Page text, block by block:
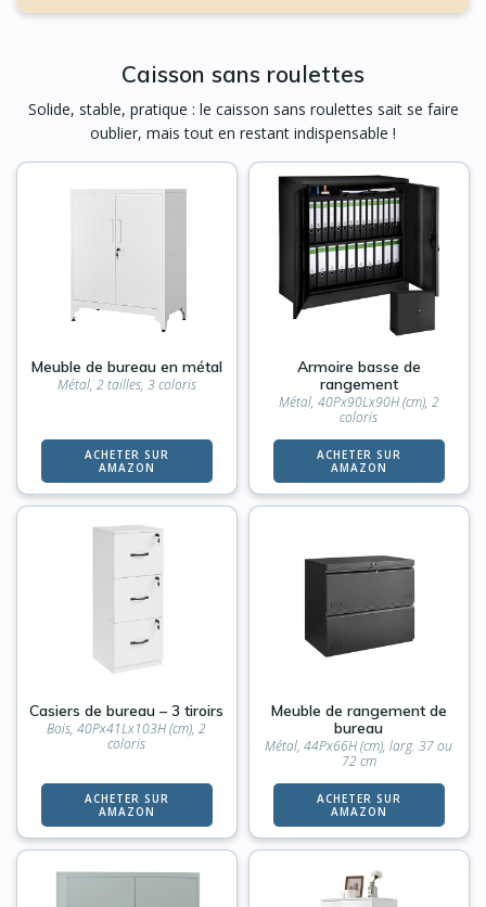
Caisson sans roulettes
Solide, stable, pratique : le caisson sans roulettes sait se faire
oublier, mais tout en restant indispensable !
Meuble de bureau en métal
Métal, 2 tailles, 3 coloris
ACHETER SUR
AMAZON
Armoire basse de
rangement
Métal, 40Px90Lx90H (cm), 2
coloris
ACHETER SUR
AMAZON
Casiers de bureau – 3 tiroirs
Bois, 40Px41Lx103H (cm), 2
coloris
ACHETER SUR
AMAZON
Meuble de rangement de
bureau
Métal, 44Px66H (cm), larg. 37 ou
72 cm
ACHETER SUR
AMAZON